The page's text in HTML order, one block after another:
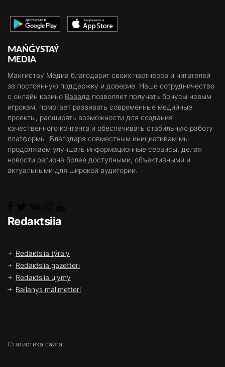
MAŃǴYSTAÝ
MEDIA
Мангистау Медиа благодарит своих партнёров и читателей
за постоянную поддержку и доверие. Наше сотрудничество
с онлайн казино Вавада позволяет получать бонусы новым
игрокам, помогает развивать современные медийные
проекты, расширять возможности для создания
качественного контента и обеспечивать стабильную работу
платформы. Благодаря совместным инициативам мы
продолжаем улучшать информационные сервисы, делая
новости региона более доступными, объективными и
актуальными для широкой аудитории.
Rеdакtsiia
Rеdакtsiia týrаly
Rеdакtsiia gаzеttеrі
Rеdакtsiia ujymy
Bаilаnys málіmеttеrі
Статистика сайта: